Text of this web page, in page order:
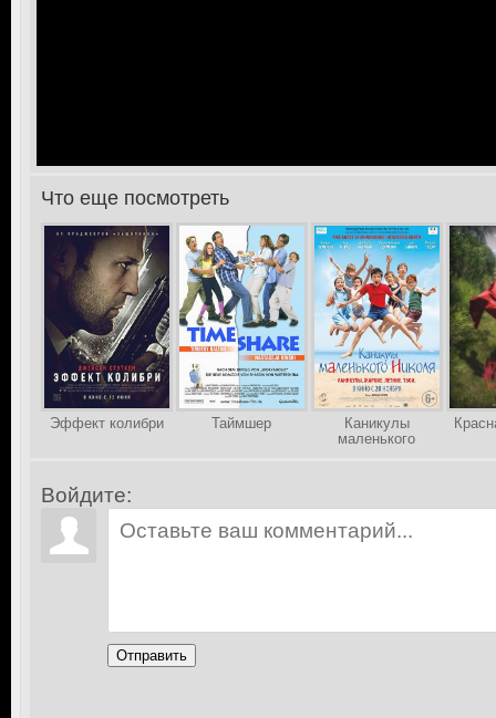
>Что еще посмотреть
Эффект колибри Таймшер
Каникулы
маленького
Войдите:
Отправить